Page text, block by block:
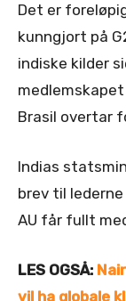
Det er
kunngjort på
indiske kilder
Brasil overtar
Indias
brev til
AU får fullt
LES OGSÅ:
vil ha globale